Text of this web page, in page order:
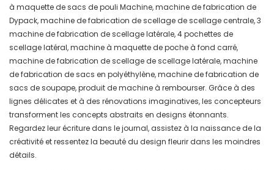
à maquette de sacs de pouli Machine, machine de fabrication de
Dypack, machine de fabrication de scellage de scellage centrale, 3
machine de fabrication de scellage latérale, 4 pochettes de
scellage latéral, machine à maquette de poche à fond carré,
machine de fabrication de scellage de scellage latérale, machine
de fabrication de sacs en polyéthylène, machine de fabrication de
sacs de soupape, produit de machine à rembourser. Grâce à des
lignes délicates et à des rénovations imaginatives, les concepteurs
transforment les concepts abstraits en designs étonnants.
Regardez leur écriture dans le journal, assistez à la naissance de la
créativité et ressentez la beauté du design fleurir dans les moindres
détails.